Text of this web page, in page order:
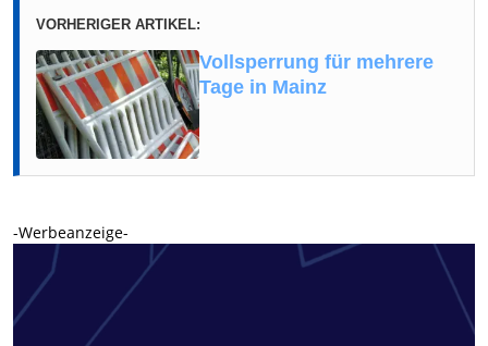
VORHERIGER ARTIKEL:
Vollsperrung für mehrere
Tage in Mainz
-Werbeanzeige-